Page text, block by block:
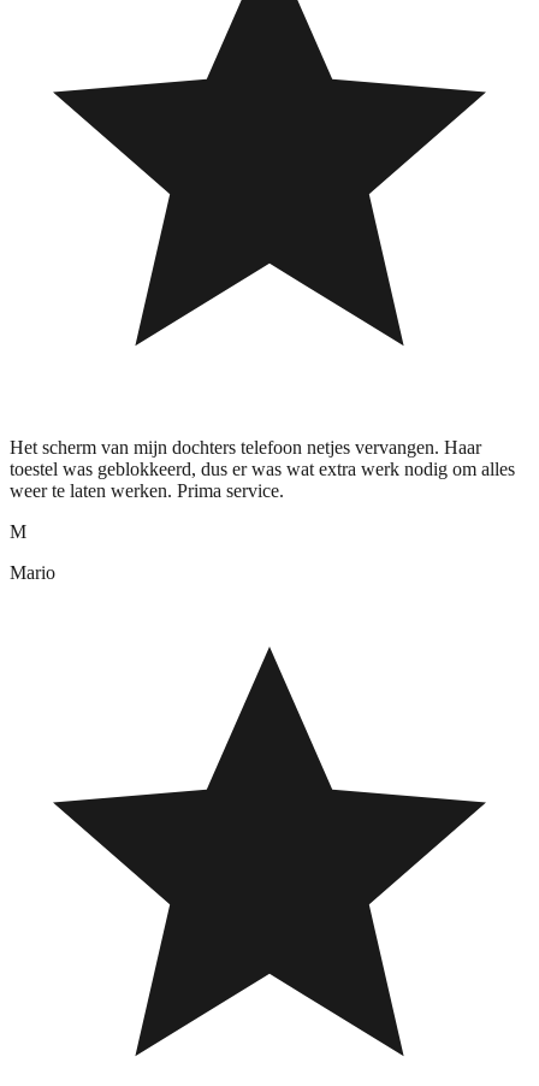
Het scherm van mijn dochters telefoon netjes vervangen. Haar
toestel was geblokkeerd, dus er was wat extra werk nodig om alles
weer te laten werken. Prima service.
M
Mario